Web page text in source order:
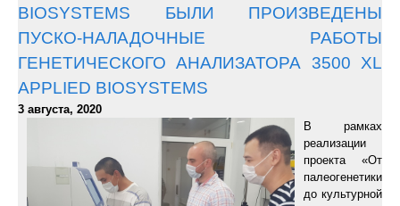
BIOSYSTEMS БЫЛИ ПРОИЗВЕДЕНЫ
ПУСКО-НАЛАДОЧНЫЕ РАБОТЫ
ГЕНЕТИЧЕСКОГО АНАЛИЗАТОРА 3500 XL
APPLIED BIOSYSTEMS
3 августа, 2020
В рамках
реализации
проекта «От
палеогенетики
до культурной